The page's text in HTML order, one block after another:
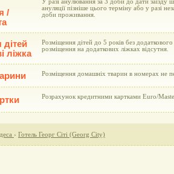
/
У разі анулювання за 3 доби до дати заїзду
ануляції пізніше цього терміну або у разі
доби проживання.
дітей
ліжка
Розміщення дітей до 5 років без
розміщення на додаткових ліжках відсутня.
Розміщення домашніх тварин в номерах не
Розрахунок кредитними картками Euro/
› Готель Георг Сіті (Georg City)